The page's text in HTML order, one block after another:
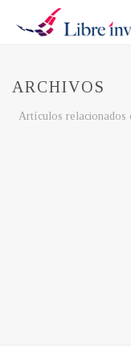
ARCHIVOS
Artículos relacionados